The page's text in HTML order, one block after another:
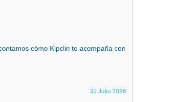
cómo Kipclin te acompaña con
31 Julio 2026